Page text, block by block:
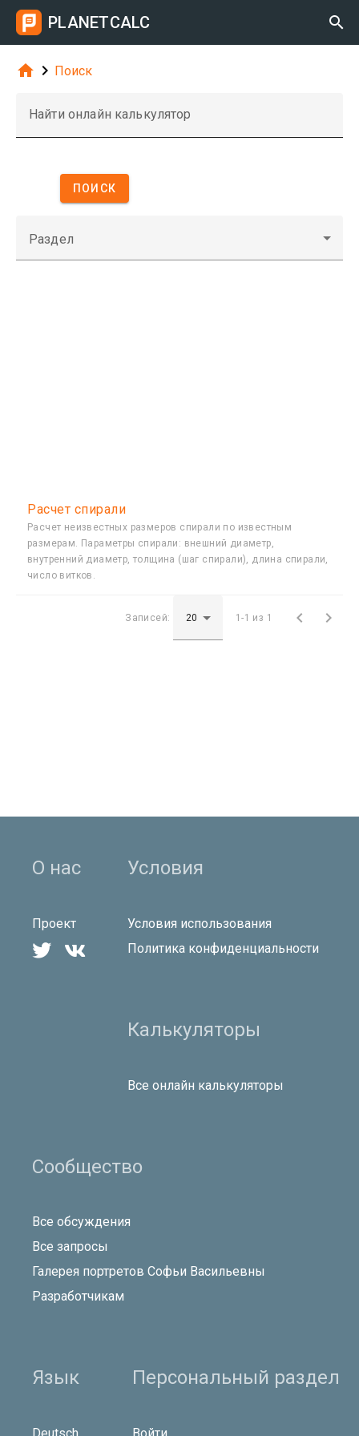
PLANETCALC 
  Поиск
Найти онлайн калькулятор
ПОИСК
Раздел
Расчет спирали
Расчет неизвестных размеров спирали по известным
размерам. Параметры спирали: внешний диаметр,
внутренний диаметр, толщина (шаг спирали), длина спирали,
число витков.
Записей: 1-1 из 1  
О нас
Проект
 
Условия
Условия использования
Политика конфиденциальности
Калькуляторы
Все онлайн калькуляторы
Сообщество
Все обсуждения
Все запросы
Галерея портретов Софьи Васильевны
Разработчикам
Язык Персональный раздел